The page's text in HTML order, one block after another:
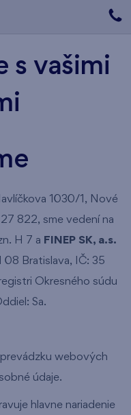
s vašimi
1030/1, Nové
822, sme vedení na
H 7 a FINEP SK, a.s.
08 Bratislava, IČ: 35
Okresného súdu
Sa.
webových
údaje.
hlavne nariadenie